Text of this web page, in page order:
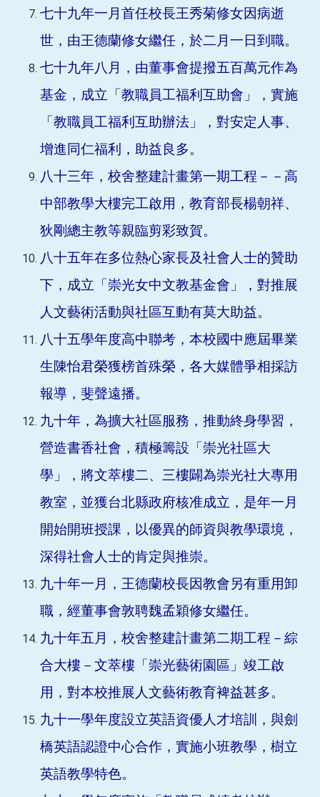
七十九年一月首任校長王秀菊修女因病逝
世，由王德蘭修女繼任，於二月一日到職。
七十九年八月，由董事會提撥五百萬元作為
基金，成立「教職員工福利互助會」，實施
「教職員工福利互助辦法」，對安定人事、
增進同仁福利，助益良多。
八十三年，校舍整建計畫第一期工程－－高
中部教學大樓完工啟用，教育部長楊朝祥、
狄剛總主教等親臨剪彩致賀。
八十五年在多位熱心家長及社會人士的贊助
下，成立「崇光女中文教基金會」，對推展
人文藝術活動與社區互動有莫大助益。
八十五學年度高中聯考，本校國中應屆畢業
生陳怡君榮獲榜首殊榮，各大媒體爭相採訪
報導，斐聲遠播。
九十年，為擴大社區服務，推動終身學習，
營造書香社會，積極籌設「崇光社區大
學」，將文萃樓二、三樓闢為崇光社大專用
教室，並獲台北縣政府核准成立，是年一月
開始開班授課，以優異的師資與教學環境，
深得社會人士的肯定與推崇。
九十年一月，王德蘭校長因教會另有重用卸
職，經董事會敦聘魏孟穎修女繼任。
九十年五月，校舍整建計畫第二期工程－綜
合大樓－文萃樓「崇光藝術園區」竣工啟
用，對本校推展人文藝術教育裨益甚多。
九十一學年度設立英語資優人才培訓，與劍
橋英語認證中心合作，實施小班教學，樹立
英語教學特色。